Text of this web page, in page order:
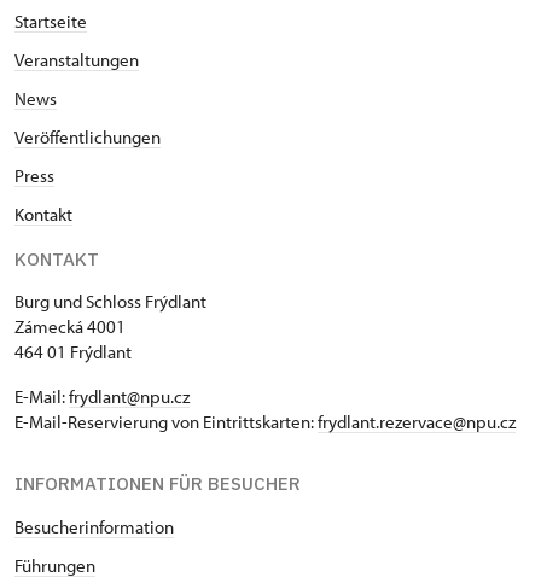
Startseite
Veranstaltungen
News
Veröffentlichungen
Press
Kontakt
KONTAKT
Burg und Schloss Frýdlant
Zámecká 4001
464 01 Frýdlant
E-Mail:frydlant@npu.cz
E-Mail-Reservierung von Eintrittskarten:frydlant.rezervace@npu.cz
INFORMATIONEN FÜR BESUCHER
Besucherinformation
Führungen